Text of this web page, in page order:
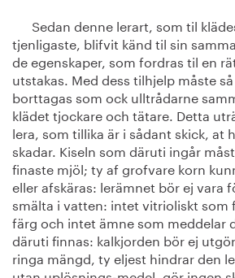
Sedan denne lerart, som til
tjenligaste, blifvit känd til sin
de egenskaper, som fordras til en
utstakas. Med dess tilhjelp måste
borttagas som ock ulltrådarne
klädet tjockare och tätare. Detta
lera, som tillika är i sådant skick, at
skadar. Kiseln som däruti ingår
finaste mjöl; ty af grofvare korn
eller afskäras: lerämnet bör ej vara
smälta i vatten: intet vitrioliskt som
färg och intet ämne som meddelar
däruti finnas: kalkjorden bör ej
ringa mängd, ty eljest hindrar den